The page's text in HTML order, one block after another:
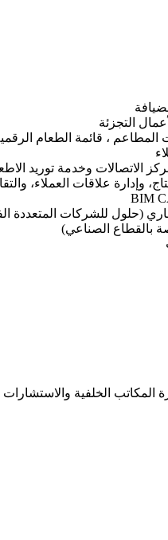
، قائمة الطعام
الاتصالات وخدمة توريد
وإدارة علاقات العملاء،
(حلول للشركات المتعددة
الصناعي)
المكاتب الخلفية والاستشارات